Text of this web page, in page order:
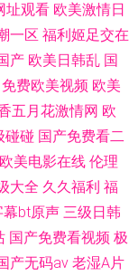
址观看 欧美激情日
一区 福利姬足交在
产 欧美日韩乱 国
免费欧美视频 欧美
五月花激情网 欧
碰碰 国产免费看二
欧美电影在线 伦理
大全 久久福利 福
幕bt原声 三级日韩
国产免费看视频 极
产无码av 老湿A片